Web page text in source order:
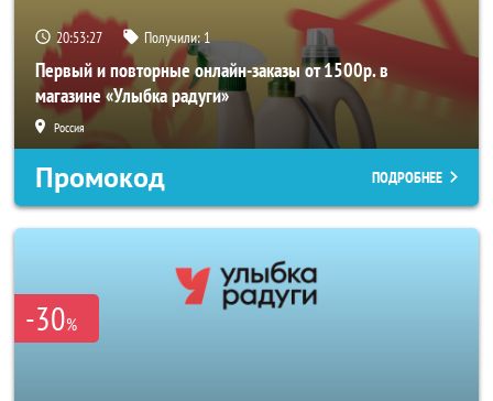
20:53:25 Получили:1
Первый и повторные онлайн-заказы от 1500р. в
магазине «Улыбка радуги»
Россия
Промокод ПОДРОБНЕЕ
-30%